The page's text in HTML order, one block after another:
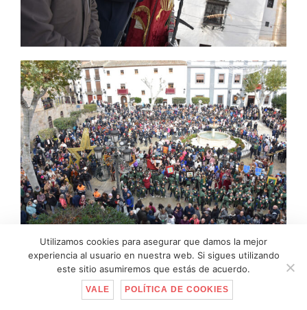
Utilizamos cookies para asegurar que damos la mejor
experiencia al usuario en nuestra web. Si sigues utilizando
este sitio asumiremos que estás de acuerdo.
VALE POLÍTICA DE COOKIES